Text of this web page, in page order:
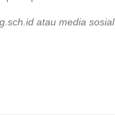
atau media sosial